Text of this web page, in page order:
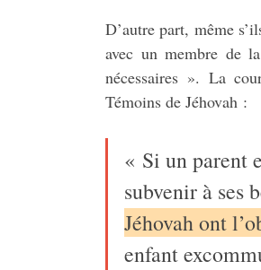
D’autre part, même
avec un membre de
nécessaires ». La
Témoins de Jéhovah :
« Si un parent
subvenir à ses
Jéhovah ont
enfant